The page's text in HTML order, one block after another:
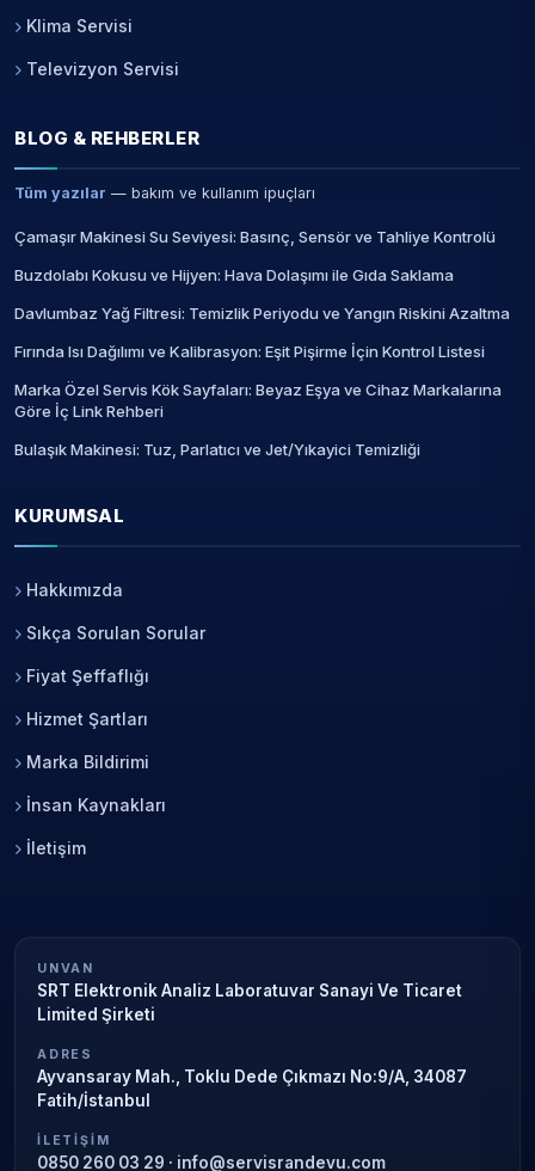
Klima Servisi
Televizyon Servisi
BLOG & REHBERLER
Tüm yazılar — bakım ve kullanım ipuçları
Çamaşır Makinesi Su Seviyesi: Basınç, Sensör ve Tahliye Kontrolü
Buzdolabı Kokusu ve Hijyen: Hava Dolaşımı ile Gıda Saklama
Davlumbaz Yağ Filtresi: Temizlik Periyodu ve Yangın Riskini Azaltma
Fırında Isı Dağılımı ve Kalibrasyon: Eşit Pişirme İçin Kontrol Listesi
Marka Özel Servis Kök Sayfaları: Beyaz Eşya ve Cihaz Markalarına
Göre İç Link Rehberi
Bulaşık Makinesi: Tuz, Parlatıcı ve Jet/Yıkayici Temizliği
KURUMSAL
Hakkımızda
Sıkça Sorulan Sorular
Fiyat Şeffaflığı
Hizmet Şartları
Marka Bildirimi
İnsan Kaynakları
İletişim
UNVAN
SRT Elektronik Analiz Laboratuvar Sanayi Ve Ticaret
Limited Şirketi
ADRES
Ayvansaray Mah., Toklu Dede Çıkmazı No:9/A, 34087
Fatih/İstanbul
İLETIŞIM
0850 260 03 29 · info@servisrandevu.com